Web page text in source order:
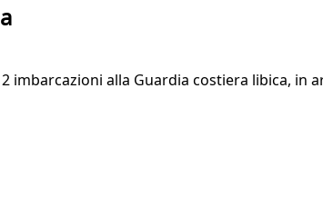
imbarcazioni alla Guardia costiera libica, in